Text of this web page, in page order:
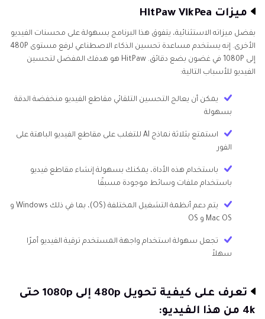
ميزات HitPaw VikPea
بفضل ميزاته الاستثنائية، يتفوق هذا البرنامج بسهولة على محسنات الفيديو
الأخرى. إنه يستخدم مساعدة تحسين الذكاء الاصطناعي لرفع مستوى 480P
إلى 1080P في غضون بضع دقائق. HitPaw هو هدفك المفضل لتحسين
الفيديو للأسباب التالية:
يمكن أن يعالج التحسين التلقائي مقاطع الفيديو منخفضة الدقة
بسهولة
استمتع بثلاثة نماذج AI للتغلب على مقاطع الفيديو الباهتة على
الفور
باستخدام هذه الأداة، يمكنك بسهولة إنشاء مقاطع فيديو
باستخدام ملفات وسائط موجودة مسبقًا
يتم دعم أنظمة التشغيل المختلفة (OS)، بما في ذلك Windows و
Mac OS و OS
تجعل سهولة استخدام واجهة المستخدم ترقية الفيديو أمرًا
سهلاً
تعرف على كيفية تحويل 480p إلى 1080p حتى
4k من هذا الفيديو: